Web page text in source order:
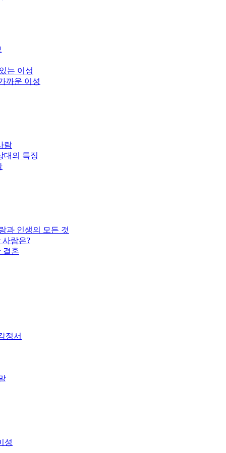
는 이성
까운 이성
람
대의 특징
과 인생의 모든 것
사람은?
결혼
정서
성